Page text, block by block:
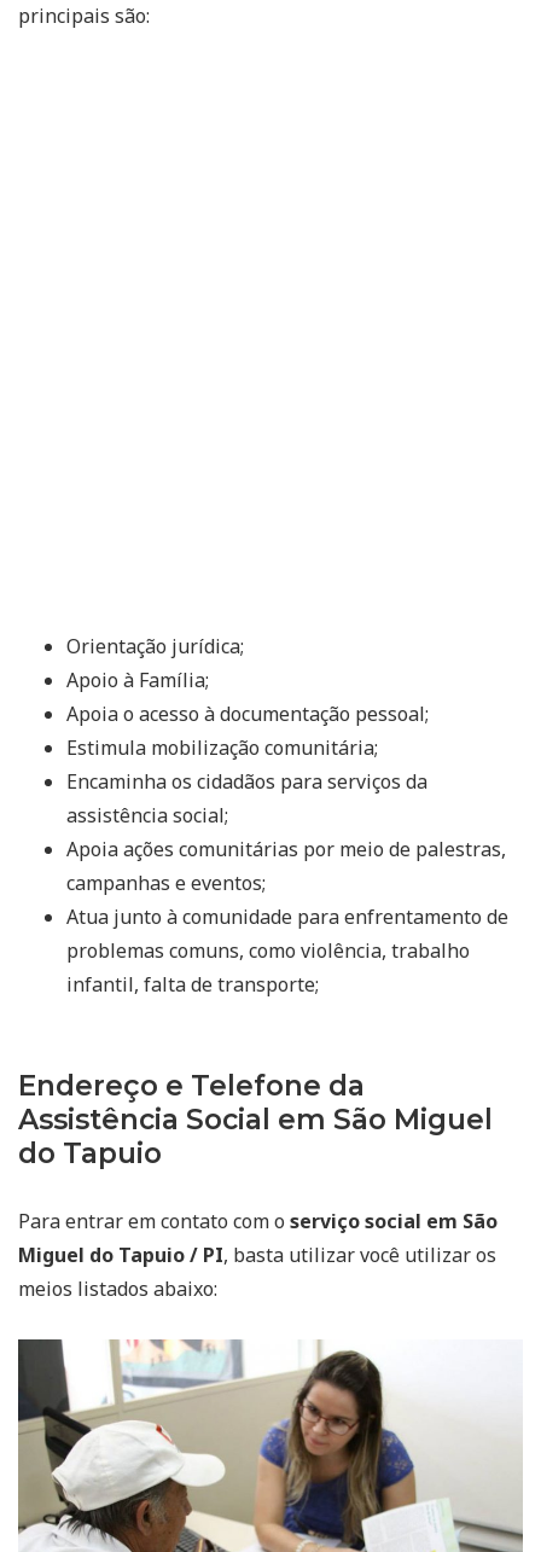
principais são:
Orientação jurídica;
Apoio à Família;
Apoia o acesso à documentação pessoal;
Estimula mobilização comunitária;
Encaminha os cidadãos para serviços da
assistência social;
Apoia ações comunitárias por meio de palestras,
campanhas e eventos;
Atua junto à comunidade para enfrentamento de
problemas comuns, como violência, trabalho
infantil, falta de transporte;
Endereço e Telefone da
Assistência Social em São Miguel
do Tapuio
Para entrar em contato com o serviço social em São
Miguel do Tapuio / PI, basta utilizar você utilizar os
meios listados abaixo: